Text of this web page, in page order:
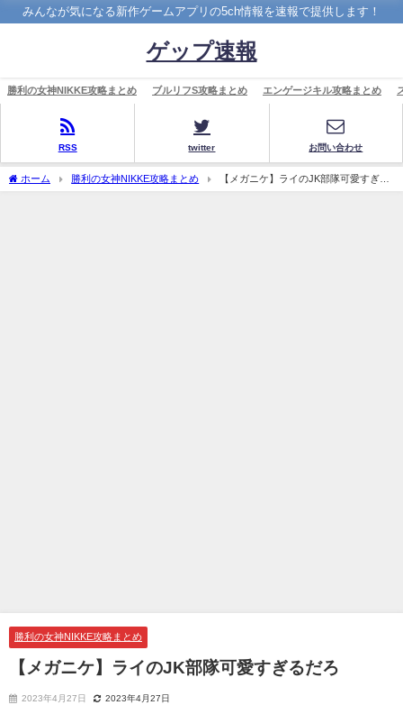
みんなが気になる新作ゲームアプリの5ch情報を速報で提供します！
ゲップ速報
勝利の女神NIKKE攻略まとめ ブルリフS攻略まとめ エンゲージキル攻略まとめ
RSS twitter お問い合わせ
ホーム 勝利の女神NIKKE攻略まとめ
【メガニケ】ライのJK部隊可愛すぎる
だろ
勝利の女神NIKKE攻略まとめ
【メガニケ】ライのJK部隊可愛すぎるだろ
2023年4月27日 2023年4月27日